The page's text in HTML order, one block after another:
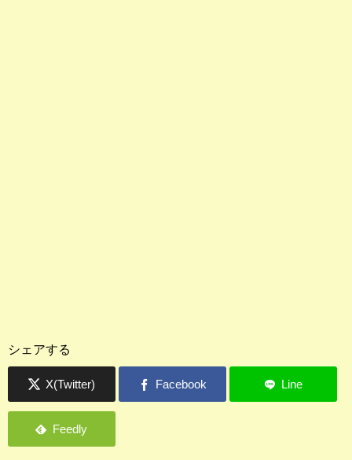
シェアする